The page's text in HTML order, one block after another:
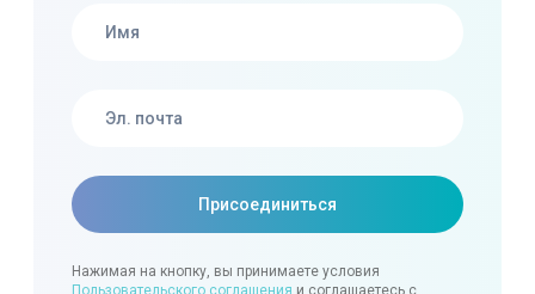
Нажимая на кнопку, вы принимаете условия
Пользовательского соглашения и соглашаетесь с